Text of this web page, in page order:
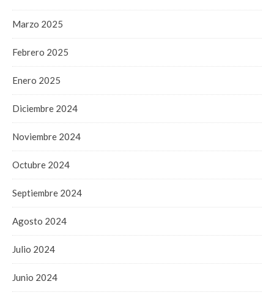
Marzo 2025
Febrero 2025
Enero 2025
Diciembre 2024
Noviembre 2024
Octubre 2024
Septiembre 2024
Agosto 2024
Julio 2024
Junio 2024